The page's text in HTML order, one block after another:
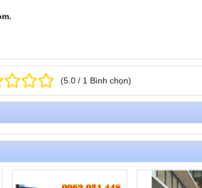
(5.0/ 1 Bình chọn)